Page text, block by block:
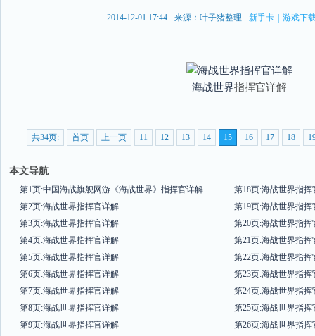
2014-12-01 17:44 来源：叶子猪整理 新手卡 游戏下
海战世界指挥官详解
共34页: 首页 上一页 11 12 13 14 15 16 17 18
本文导航
第1页:中国海战旗舰网游《海战世界》指挥官详解
第18页:海战世界指挥
第2页:海战世界指挥官详解
第19页:海战世界指挥
第3页:海战世界指挥官详解
第20页:海战世界指挥
第4页:海战世界指挥官详解
第21页:海战世界指挥
第5页:海战世界指挥官详解
第22页:海战世界指挥
第6页:海战世界指挥官详解
第23页:海战世界指挥
第7页:海战世界指挥官详解
第24页:海战世界指挥
第8页:海战世界指挥官详解
第25页:海战世界指挥
第9页:海战世界指挥官详解
第26页:海战世界指挥